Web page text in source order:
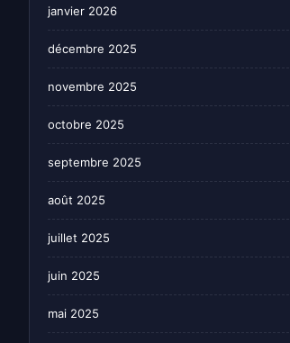
janvier 2026
décembre 2025
novembre 2025
octobre 2025
septembre 2025
août 2025
juillet 2025
juin 2025
mai 2025